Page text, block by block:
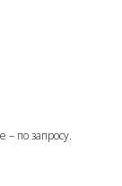
– по запросу.